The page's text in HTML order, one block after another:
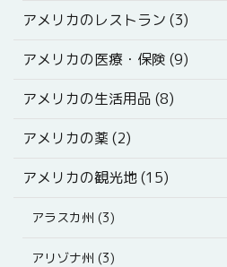
アメリカのレストラン (3)
アメリカの医療・保険 (9)
アメリカの生活用品 (8)
アメリカの薬 (2)
アメリカの観光地 (15)
アラスカ州 (3)
アリゾナ州 (3)